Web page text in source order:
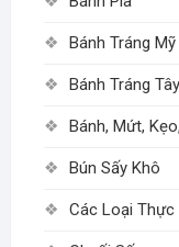
Bánh Tráng
Bánh Tráng
Bánh, Mứt,
Bún Sấy Khô
Các Loại Thực